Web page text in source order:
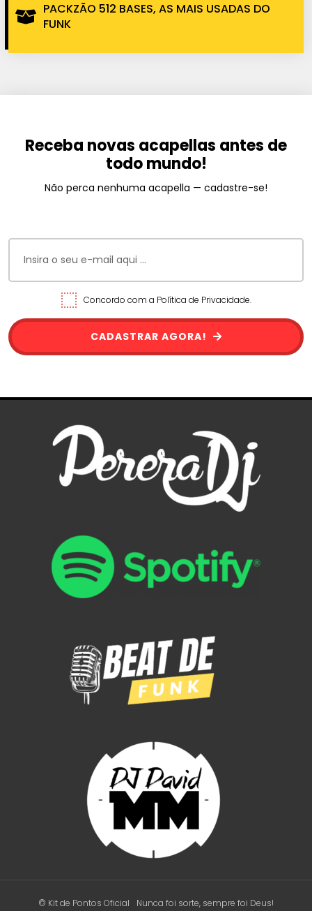
PACKZÃO 512 BASES, AS MAIS USADAS DO
FUNK
Receba novas acapellas antes de
todo mundo!
Não perca nenhuma acapella — cadastre-se!
Concordo com a Política de Privacidade.
CADASTRAR AGORA!
© Kit de Pontos Oficial Nunca foi sorte, sempre foi Deus!